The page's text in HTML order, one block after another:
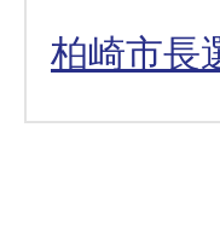
柏崎市長